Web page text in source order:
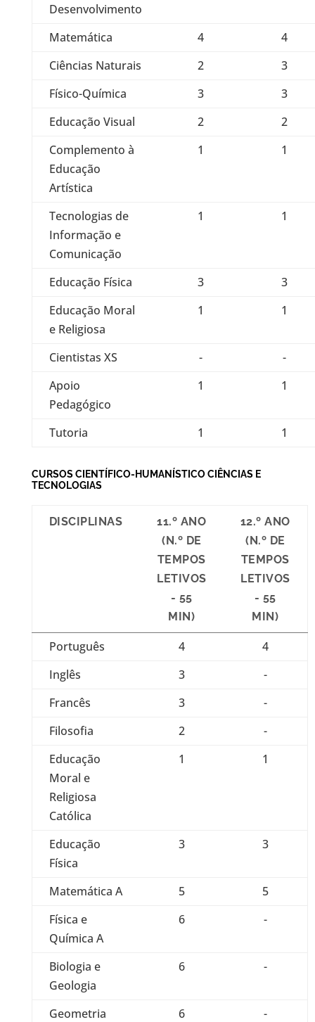
Desenvolvimento
Matemática
4
4
Ciências Naturais
2
3
Físico-Química
3
3
Educação Visual
2
2
Complemento à
Educação
Artística
1 1
Tecnologias de
Informação e
Comunicação
1 1
Educação Física 3
3
Educação Moral
e Religiosa
1 1
Cientistas XS -
-
Apoio
Pedagógico
1 1
Tutoria 1 1
CURSOS CIENTÍFICO-HUMANÍSTICO CIÊNCIAS E
TECNOLOGIAS
DISCIPLINAS
11.º ANO
(N.º DE
TEMPOS
LETIVOS
- 55
MIN)
12.º ANO
(N.º DE
TEMPOS
LETIVOS
- 55
MIN)
Português 4
4
Inglês
3
-
Francês
3
-
Filosofia
2
-
Educação
Moral e
Religiosa
Católica
1 1
Educação
Física
3 3
Matemática A 5
5
Física e
Química A
6 -
Biologia e
Geologia
6 -
Geometria
6 -